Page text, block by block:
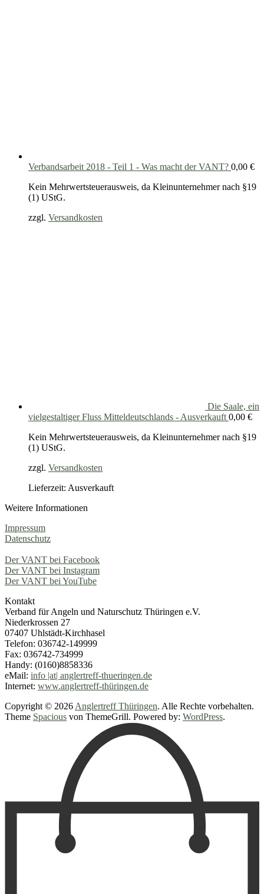
Verbandsarbeit 2018 - Teil 1 - Was macht der VANT? 0,00 €
Kein Mehrwertsteuerausweis, da Kleinunternehmer nach §19
(1) UStG.
zzgl. Versandkosten
Die Saale, ein
vielgestaltiger Fluss Mitteldeutschlands - Ausverkauft 0,00 €
Kein Mehrwertsteuerausweis, da Kleinunternehmer nach §19
(1) UStG.
zzgl. Versandkosten
Lieferzeit: Ausverkauft
Weitere Informationen
Impressum
Datenschutz
Der VANT bei Facebook
Der VANT bei Instagram
Der VANT bei YouTube
Kontakt
Verband für Angeln und Naturschutz Thüringen e.V.
Niederkrossen 27
07407 Uhlstädt-Kirchhasel
Telefon: 036742-149999
Fax: 036742-734999
Handy: (0160)8858336
eMail: info |at| anglertreff-thueringen.de
Internet: www.anglertreff-thüringen.de
Copyright © 2026Anglertreff Thüringen. Alle Rechte vorbehalten.
Theme Spacious von ThemeGrill. Powered by: WordPress.